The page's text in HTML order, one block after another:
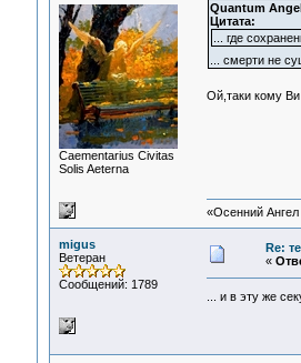
Сaementarius Civitas
Solis Aeterna
Quantum Angel
Цитата:
... где
... смерти не
Ой,таки кому
«Осенний Ангел
migus
Ветеран
Сообщений: 1789
Re:
«
... и в эту же